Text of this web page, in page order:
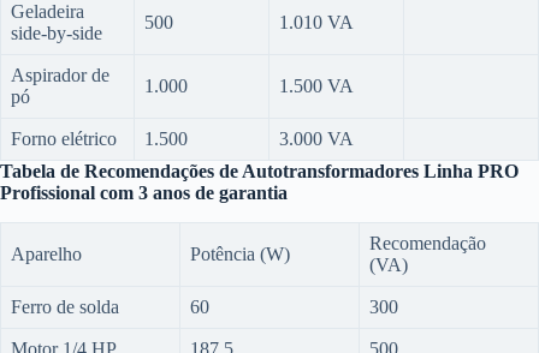
Geladeira
side-by-side
500 1.010 VA
Aspirador de
pó
1.000 1.500 VA
Forno elétrico 1.500
3.000 VA
Tabela de Recomendações de Autotransformadores Linha PRO
Profissional com 3 anos de garantia
Aparelho Potência (W)
Recomendação
(VA)
Ferro de solda 60 300